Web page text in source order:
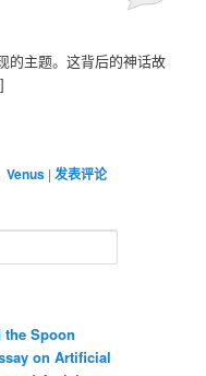
的主题。这背后的神话故
Venus |发表评论
the Spoon
on Artificial